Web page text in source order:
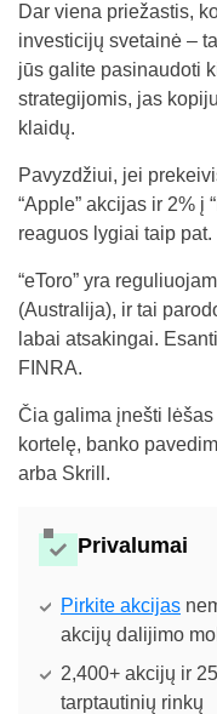
Dar viena priežastis,
investicijų svetainė –
jūs galite pasinaudoti
strategijomis, jas
klaidų.
Pavyzdžiui, jei
“Apple” akcijas ir 2% į
reaguos lygiai taip pat.
“eToro” yra
(Australija), ir tai
labai atsakingai.
FINRA.
Čia galima įnešti
kortelę, banko
arba Skrill.
Privalumai
Pirkite akcijas
akcijų dalijimo
2,400+ akcijų ir
tarptautinių rinkų